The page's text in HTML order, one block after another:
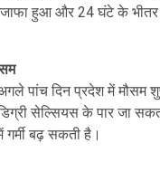
हुआ और 24 घंटे के भीतर
पांच दिन प्रदेश में
सेल्सियस के पार जा
बढ़ सकती है।